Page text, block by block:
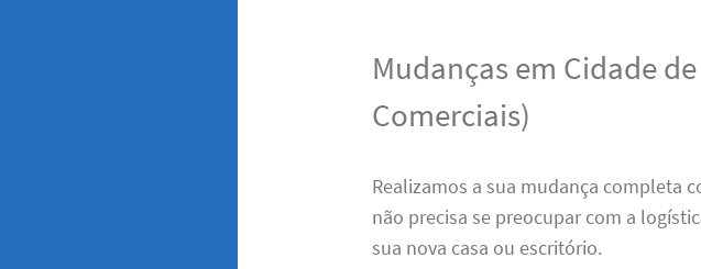
Mudanças em Cidade
Comerciais)
Realizamos a sua mudança completa
não precisa se preocupar com a
sua nova casa ou escritório.